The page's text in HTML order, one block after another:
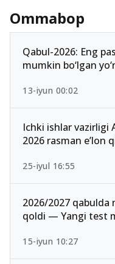
Ommabop
Qabul-2026: Eng
mumkin bo‘lgan
13-iyun 00:02
Ichki ishlar vazirligi
2026 rasman e’lon
25-iyul 16:55
2026/2027 qabulda
qoldi — Yangi test
15-iyun 10:27